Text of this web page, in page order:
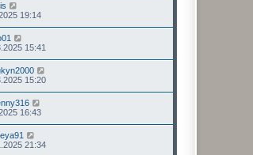
19:14
15:41
15:20
16:43
21:34